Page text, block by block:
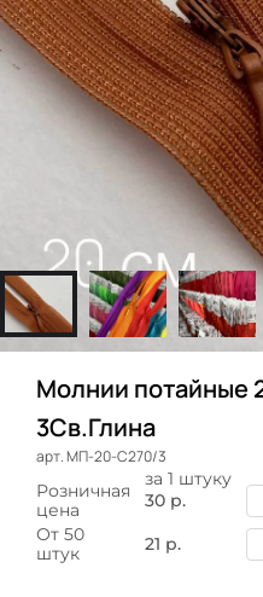
Молнии потайные
3Св.Глина
арт. МП-20-C270/3
за 1 штуку
Розничная
цена
30 р.
От 50
штук
21 р.